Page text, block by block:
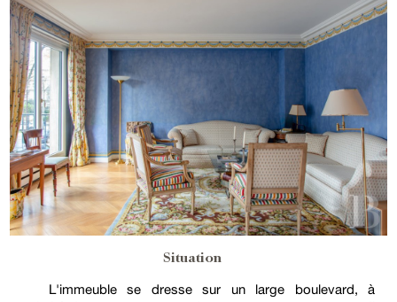
Situation
L'immeuble se dresse sur un large boulevard, à